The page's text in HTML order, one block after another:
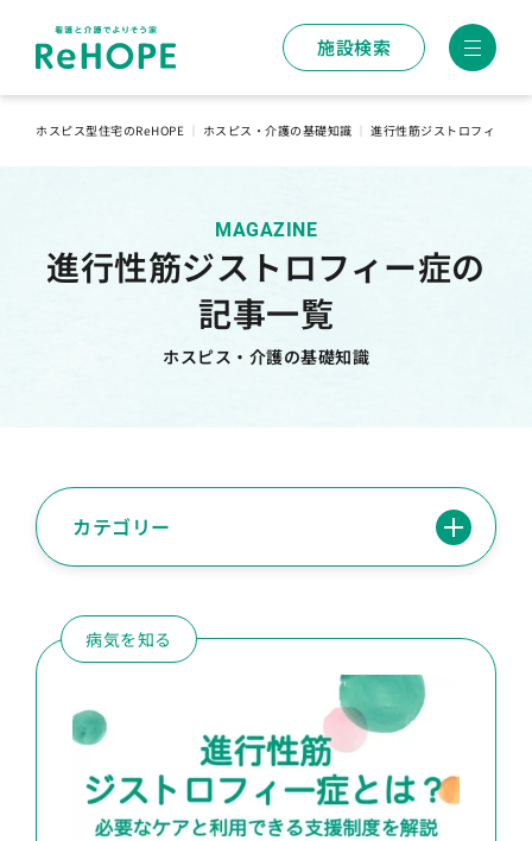
施設検索
ホスピス型住宅のReHOPE ホスピス・介護の基礎知識 進行性筋ジストロフィー症
MAGAZINE
進行性筋ジストロフィー症の
記事一覧
ホスピス・介護の基礎知識
カテゴリー
病気を知る